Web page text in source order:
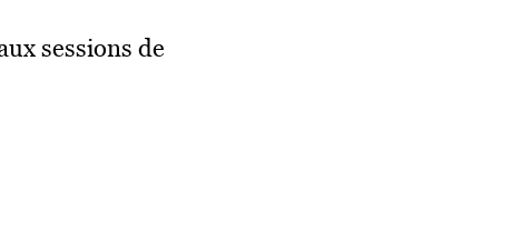
sessions de